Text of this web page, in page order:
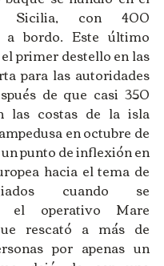
Sicilia, con 400
a bordo. Este último
primer destello en las
para las autoridades
de que casi 350
las costas de la isla
en octubre de
punto de inflexión en
hacia el tema de
cuando se
el operativo Mare
rescató a más de
por apenas un